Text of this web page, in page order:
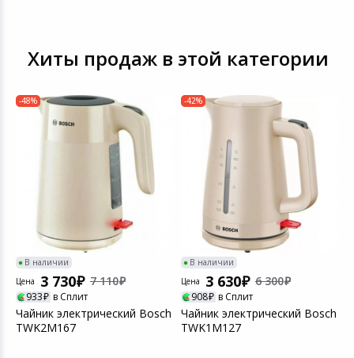
Хиты продаж в этой категории
-48%
В наличии
Цена
3 730 7 110
933 в Сплит
Чайник электрический Bosch
TWK2M167
-42%
В наличии
Цена
3 630 6 300
908 в Сплит
Чайник электрический Bosch
TWK1M127